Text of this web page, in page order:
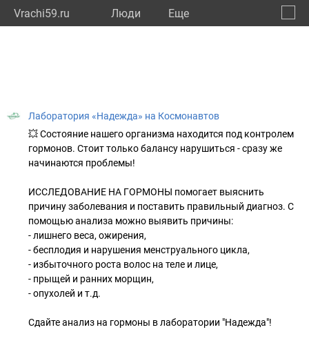
Vrachi59.ru Люди Eще
Лаборатория «Надежда» на Космонавтов
💥 Состояние нашего организма находится под контролем
гормонов. Стоит только балансу нарушиться - сразу же
начинаются проблемы!
ИССЛЕДОВАНИЕ НА ГОРМОНЫ помогает выяснить
причину заболевания и поставить правильный диагноз. С
помощью анализа можно выявить причины:
- лишнего веса, ожирения,
- бесплодия и нарушения менструального цикла,
- избыточного роста волос на теле и лице,
- прыщей и ранних морщин,
- опухолей и т.д.
Сдайте анализ на гормоны в лаборатории "Надежда"!